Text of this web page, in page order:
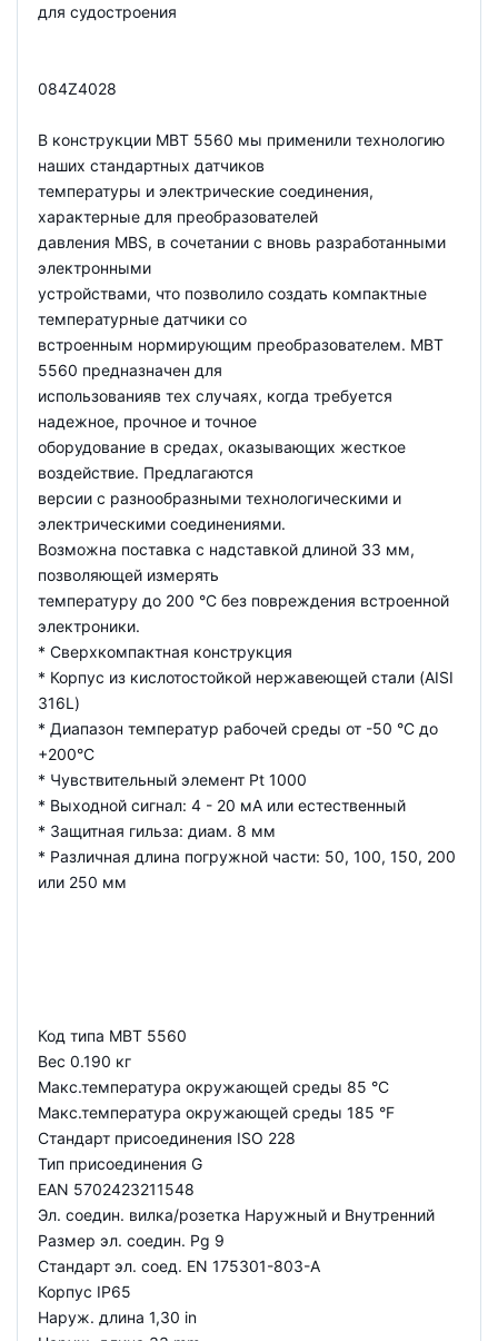
для судостроения
084Z4028
В конструкции MBT 5560 мы применили технологию
наших стандартных датчиков
температуры и электрические соединения,
характерные для преобразователей
давления MBS, в сочетании с вновь разработанными
электронными
устройствами, что позволило создать компактные
температурные датчики со
встроенным нормирующим преобразователем. MBT
5560 предназначен для
использованияв тех случаях, когда требуется
надежное, прочное и точное
оборудование в средах, оказывающих жесткое
воздействие. Предлагаются
версии с разнообразными технологическими и
электрическими соединениями.
Возможна поставка с надставкой длиной 33 мм,
позволяющей измерять
температуру до 200 °С без повреждения встроенной
электроники.
* Сверхкомпактная конструкция
* Корпус из кислотостойкой нержавеющей стали (AISI
316L)
* Диапазон температур рабочей среды от -50 °C до
+200°C
* Чувствительный элемент Pt 1000
* Выходной сигнал: 4 - 20 мА или естественный
* Защитная гильза: диам. 8 мм
* Различная длина погружной части: 50, 100, 150, 200
или 250 мм
Код типа MBT 5560
Вес 0.190 кг
Макс.температура окружающей среды 85 °C
Макс.температура окружающей среды 185 °F
Стандарт присоединения ISO 228
Тип присоединения G
EAN 5702423211548
Эл. соедин. вилка/розетка Наружный и Внутренний
Размер эл. соедин. Pg 9
Стандарт эл. соед. EN 175301-803-A
Корпус IP65
Наруж. длина 1,30 in